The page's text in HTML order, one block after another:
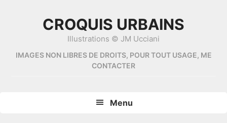
CROQUIS URBAINS
Illustrations © JM Ucciani
IMAGES NON LIBRES DE DROITS, POUR TOUT USAGE, ME
CONTACTER
Menu